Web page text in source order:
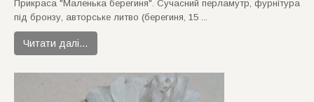
Прикраса "Маленька берегиня". Сучасний перламутр, фурнiтура
пiд бронзу, авторське литво (берегиня, 15 ...
Читати далі…